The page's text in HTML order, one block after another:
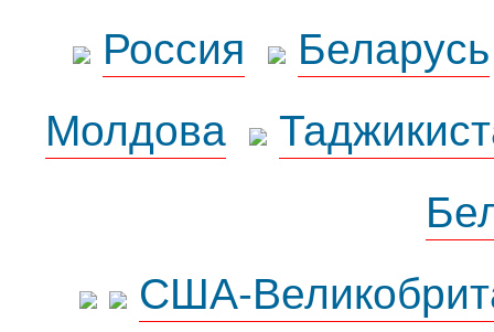
Россия
Беларусь
Молдова
США-